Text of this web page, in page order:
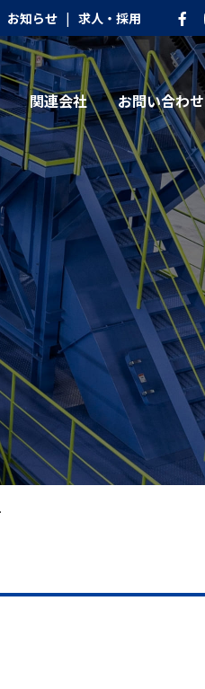
お知らせ | 求人・採用
関連会社 お問い合わせ